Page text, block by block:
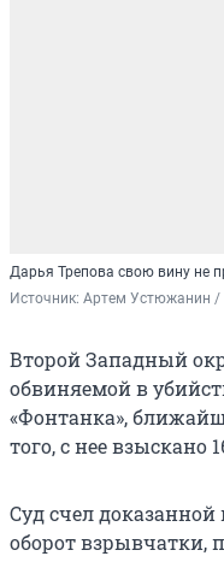
Дарья Трепова свою вину не
Источник: Артем Устюжанин /
Второй Западный
обвиняемой в
«Фонтанка»,
того, с нее взыскано
Суд счел
оборот взрывчатки,